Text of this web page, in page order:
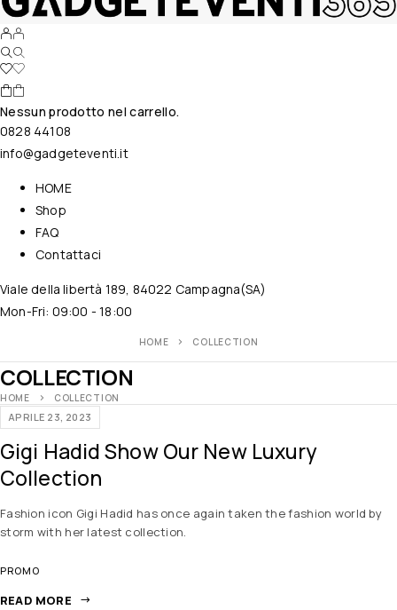
Nessun prodotto nel carrello.
0828 44108
info@gadgeteventi.it
HOME
Shop
FAQ
Contattaci
Viale della libertà 189, 84022 Campagna(SA)
Mon-Fri: 09:00 - 18:00
HOME COLLECTION
COLLECTION
HOME COLLECTION
APRILE 23, 2023
Gigi Hadid Show Our New Luxury
Collection
Fashion icon Gigi Hadid has once again taken the fashion world by
storm with her latest collection.
PROMO
READ MORE